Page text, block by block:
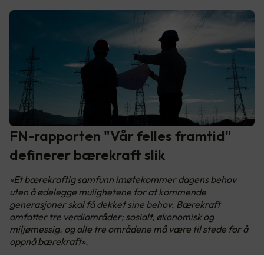
FN-rapporten "Vår felles framtid"
definerer bærekraft slik
«Et bærekraftig samfunn imøtekommer dagens behov
uten å ødelegge mulighetene for at kommende
generasjoner skal få dekket sine behov. Bærekraft
omfatter tre verdiområder; sosialt, økonomisk og
miljømessig. og alle tre områdene må være til stede for å
oppnå bærekraft».